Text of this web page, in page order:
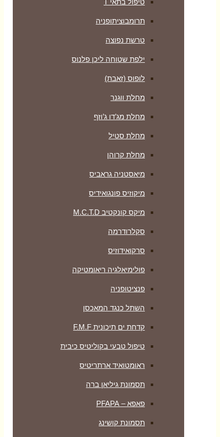
טיפול בתאי T
תרומבוציתופניה
טרשת נפוצה
ילפת שטוחה ליכן פלנוס
לופוס (זאבת)
מחלת ווגנר
מחלת מג’דו ג’וזף
מחלת סטיל
מחלת קרוהן
מיאסטניה גראביס
מיקוזיס פונגואידיס
מיקס קונקטיב M.C.T.D
סקלרודרמה
סרקואידוזיס
פולימיאלגיה ריאומטיקה
‏פנציטופניה
השתל כנגד המאכסן
קדחת ים תיכונית F.M.F
טיפול טבעי בקוליטיס כיבית
ראומטואיד ארתריטיס
תסמונת גיליאן ברה
פאפא – PFAPA
תסמונת קושינג